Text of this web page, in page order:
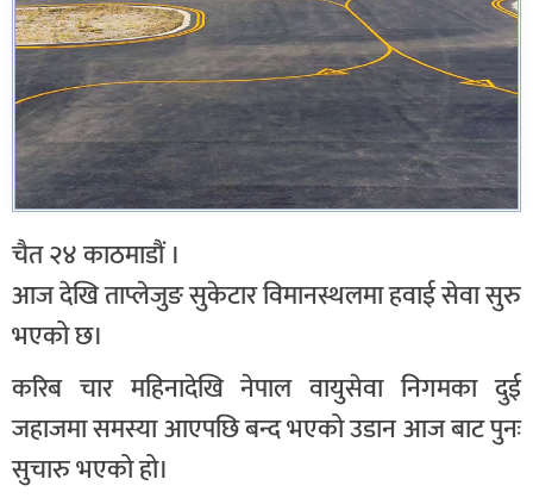
चैत २४ काठमाडौं ।
आज देखि ताप्लेजुङ सुकेटार विमानस्थलमा हवाई सेवा सुरु
भएको छ।
करिब चार महिनादेखि नेपाल वायुसेवा निगमका दुई
जहाजमा समस्या आएपछि बन्द भएको उडान आज बाट पुनः
सुचारु भएको हो।